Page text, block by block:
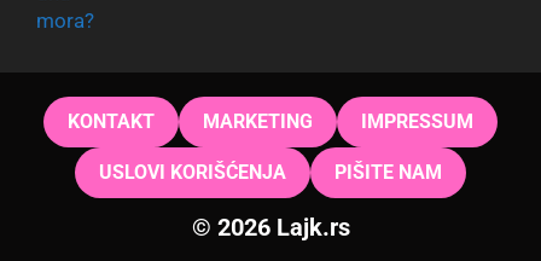
KONTAKT MARKETING IMPRESSUM
USLOVI KORIŠĆENJA PIŠITE NAM
© 2026 Lajk.rs